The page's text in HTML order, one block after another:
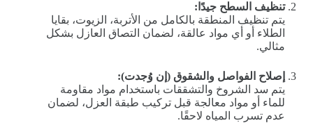
تنظيف السطح جيدًا:
يتم تنظيف المنطقة بالكامل من الأتربة، الزيوت، بقايا
الطلاء أو أي مواد عالقة، لضمان التصاق العازل بشكل
مثالي.
إصلاح الفواصل والشقوق (إن وُجدت):
يتم سد الشروخ والتشققات باستخدام مواد مقاومة
للماء أو مواد معالجة قبل تركيب طبقة العزل، لضمان
عدم تسرب المياه لاحقًا.